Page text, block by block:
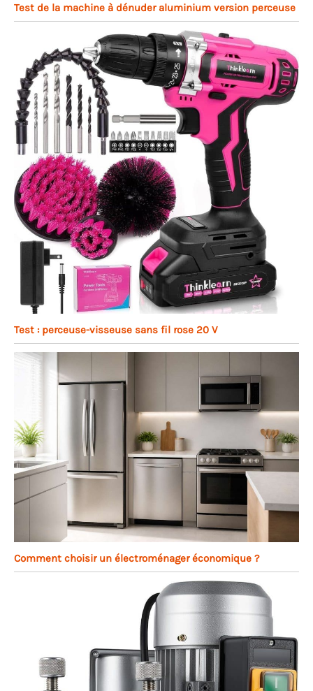
Test de la machine à dénuder aluminium version perceuse
Test : perceuse-visseuse sans fil rose 20 V
Comment choisir un électroménager économique ?